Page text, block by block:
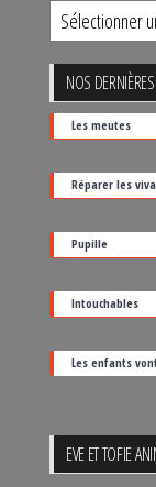
Retrouver
un
film
par
sa
date
de
sortie
NOS
Les meutes
Réparer les
Pupille
Intouchables
Les enfants
EVE ET TOFIE